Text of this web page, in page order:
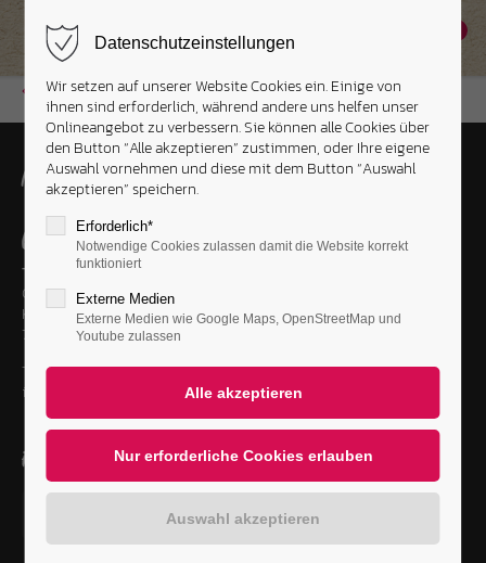
Zurück
Menü
Kontakt
Tortis Kitchen
Charlottenstraße 47/1
Korntal-Münchingen
70825 Deutschland
Tel.:+49 174 1678656
info@tortis-kitchen.de
Folge uns
Datenschutzeinstellungen
Wir setzen auf unserer Website Cookies ein. Einige von
ihnen sind erforderlich, während andere uns helfen unser
Onlineangebot zu verbessern. Sie können alle Cookies über
den Button “Alle akzeptieren” zustimmen, oder Ihre eigene
Auswahl vornehmen und diese mit dem Button “Auswahl
akzeptieren” speichern.
Erforderlich*
Notwendige Cookies zulassen damit die Website korrekt
funktioniert
Externe Medien
Externe Medien wie Google Maps, OpenStreetMap und
Youtube zulassen